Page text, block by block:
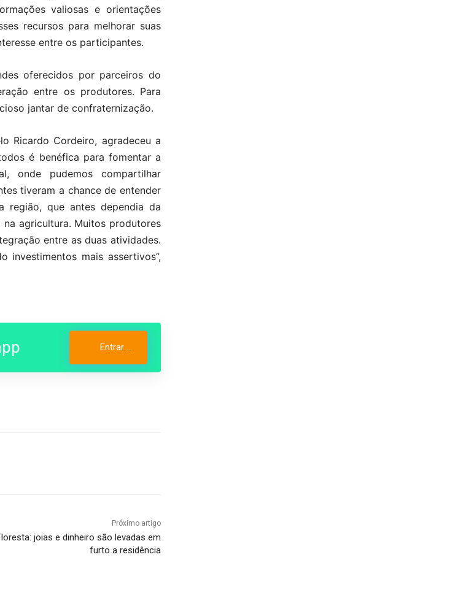
valiosas e orientações
recursos para melhorar suas
entre os participantes.
oferecidos por parceiros do
entre os produtores. Para
jantar de confraternização.
Ricardo Cordeiro, agradeceu a
é benéfica para fomentar a
onde pudemos compartilhar
tiveram a chance de entender
região, que antes dependia da
agricultura. Muitos produtores
entre as duas atividades.
investimentos mais assertivos”,
Entrar no Grupo
Próximo artigo
joias e dinheiro são levadas em
furto a residência